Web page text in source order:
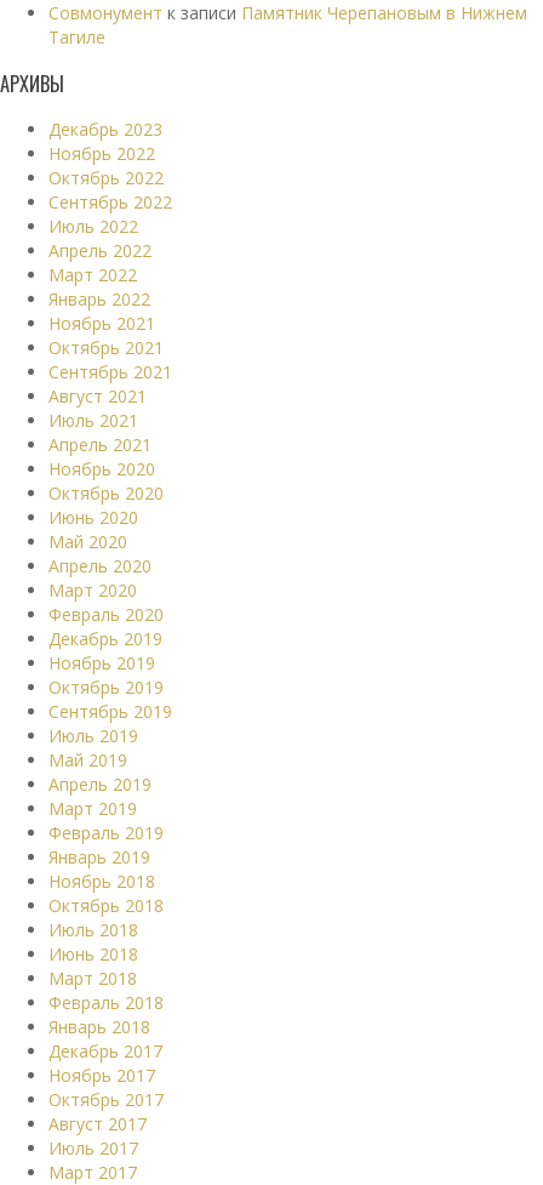
Совмонумент к записи Памятник Черепановым в Нижнем
Тагиле
АРХИВЫ
Декабрь 2023
Ноябрь 2022
Октябрь 2022
Сентябрь 2022
Июль 2022
Апрель 2022
Март 2022
Январь 2022
Ноябрь 2021
Октябрь 2021
Сентябрь 2021
Август 2021
Июль 2021
Апрель 2021
Ноябрь 2020
Октябрь 2020
Июнь 2020
Май 2020
Апрель 2020
Март 2020
Февраль 2020
Декабрь 2019
Ноябрь 2019
Октябрь 2019
Сентябрь 2019
Июль 2019
Май 2019
Апрель 2019
Март 2019
Февраль 2019
Январь 2019
Ноябрь 2018
Октябрь 2018
Июль 2018
Июнь 2018
Март 2018
Февраль 2018
Январь 2018
Декабрь 2017
Ноябрь 2017
Октябрь 2017
Август 2017
Июль 2017
Март 2017